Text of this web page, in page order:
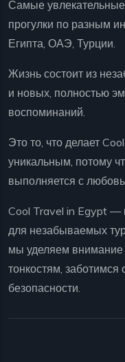
Самые
прогулки по разным
Египта, ОАЭ, Турции.
Жизнь состоит из
и новых, полностью
воспоминаний.
Это то, что делает
уникальным, потому
выполняется с
Cool Travel in Egypt —
для незабываемых
мы уделяем
тонкостям,
безопасности.